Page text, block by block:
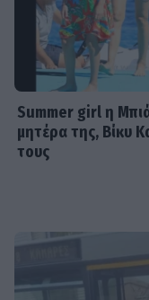
Summer girl η
μητέρα της, Βίκυ
τους